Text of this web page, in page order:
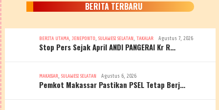
BERITA TERBARU
BERITA UTAMA, JENEPONTO, SULAWESI SELATAN, TAKALAR Agustus 7, 2026
Stop Pers Sejak April ANDI PANGERAI Kr R…
MAKASSAR, SULAWESI SELATAN Agustus 6, 2026
Pemkot Makassar Pastikan PSEL Tetap Berj…